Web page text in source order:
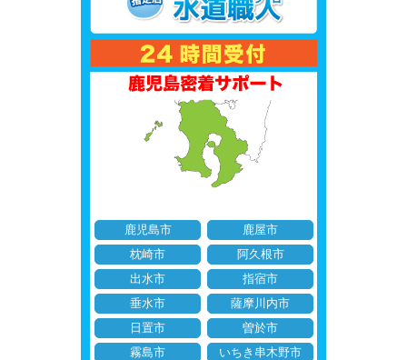
鹿児島市
鹿屋市
枕崎市
阿久根市
出水市
指宿市
垂水市
薩摩川内市
日置市
曽於市
霧島市
いちき串木野市